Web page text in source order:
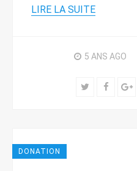
LIRE LA SUITE
5 ANS AGO
Twitter
DONATION